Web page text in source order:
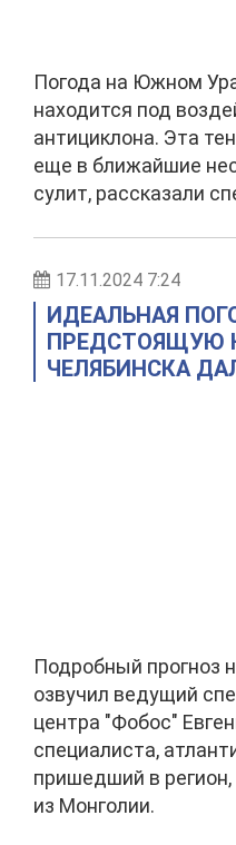
Погода на Южном
находится под
антициклона. Эта
еще в ближайшие
сулит, рассказали
17.11.2024 7:24
ИДЕАЛЬНАЯ
ПРЕДСТОЯЩУЮ
ЧЕЛЯБИНСКА
Подробный прогноз
озвучил ведущий
центра "Фобос"
специалиста,
пришедший в
из Монголии.